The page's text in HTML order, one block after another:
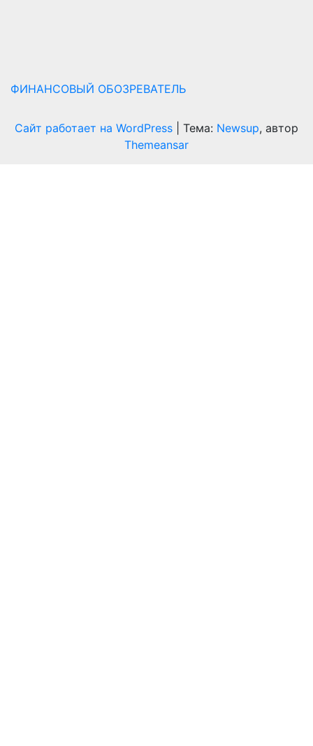
ФИНАНСОВЫЙ ОБОЗРЕВАТЕЛЬ
Сайт работает на WordPress Тема: Newsup, автор
Themeansar